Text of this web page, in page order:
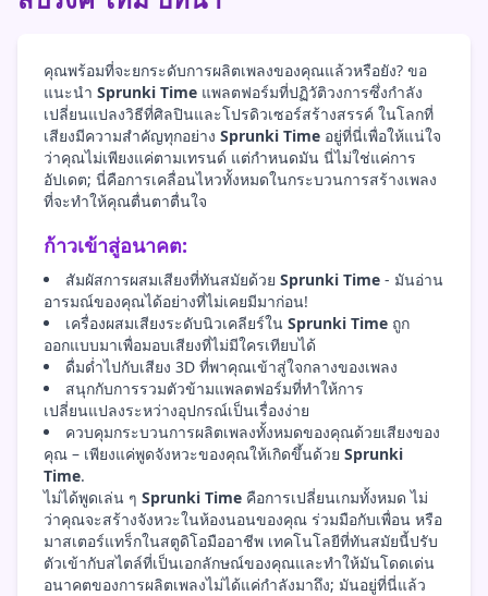
คุณพร้อมที่จะยกระดับการผลิตเพลงของคุณแล้วหรือยัง? ขอ
แนะนำ Sprunki Time แพลตฟอร์มที่ปฏิวัติวงการซึ่งกำลัง
เปลี่ยนแปลงวิธีที่ศิลปินและโปรดิวเซอร์สร้างสรรค์ ในโลกที่
เสียงมีความสำคัญทุกอย่าง Sprunki Time อยู่ที่นี่เพื่อให้แน่ใจ
ว่าคุณไม่เพียงแค่ตามเทรนด์ แต่กำหนดมัน นี่ไม่ใช่แค่การ
อัปเดต; นี่คือการเคลื่อนไหวทั้งหมดในกระบวนการสร้างเพลง
ที่จะทำให้คุณตื่นตาตื่นใจ
ก้าวเข้าสู่อนาคต:
สัมผัสการผสมเสียงที่ทันสมัยด้วย Sprunki Time - มันอ่าน
อารมณ์ของคุณได้อย่างที่ไม่เคยมีมาก่อน!
เครื่องผสมเสียงระดับนิวเคลียร์ใน Sprunki Time ถูก
ออกแบบมาเพื่อมอบเสียงที่ไม่มีใครเทียบได้
ดื่มด่ำไปกับเสียง 3D ที่พาคุณเข้าสู่ใจกลางของเพลง
สนุกกับการรวมตัวข้ามแพลตฟอร์มที่ทำให้การ
เปลี่ยนแปลงระหว่างอุปกรณ์เป็นเรื่องง่าย
ควบคุมกระบวนการผลิตเพลงทั้งหมดของคุณด้วยเสียงของ
คุณ – เพียงแค่พูดจังหวะของคุณให้เกิดขึ้นด้วย Sprunki
Time.
ไม่ได้พูดเล่น ๆ Sprunki Time คือการเปลี่ยนเกมทั้งหมด ไม่
ว่าคุณจะสร้างจังหวะในห้องนอนของคุณ ร่วมมือกับเพื่อน หรือ
มาสเตอร์แทร็กในสตูดิโอมืออาชีพ เทคโนโลยีที่ทันสมัยนี้ปรับ
ตัวเข้ากับสไตล์ที่เป็นเอกลักษณ์ของคุณและทำให้มันโดดเด่น
อนาคตของการผลิตเพลงไม่ได้แค่กำลังมาถึง; มันอยู่ที่นี่แล้ว